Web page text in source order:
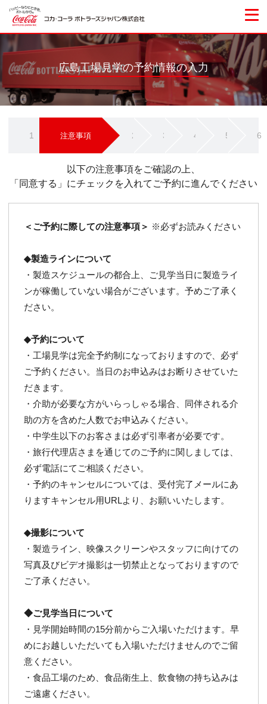
広島工場見学の予約情報の入力
1 注意事項 2 3 4 5 6
以下の注意事項をご確認の上、
「同意する」にチェックを入れてご予約に進んでください
＜ご予約に際しての注意事項＞ ※必ずお読みください
◆製造ラインについて
・製造スケジュールの都合上、ご見学当日に製造ライ
ンが稼働していない場合がございます。予めご了承く
ださい。
◆予約について
・工場見学は完全予約制になっておりますので、必ず
ご予約ください。当日のお申込みはお断りさせていた
だきます。
・介助が必要な方がいらっしゃる場合、同伴される介
助の方を含めた人数でお申込みください。
・中学生以下のお客さまは必ず引率者が必要です。
・旅行代理店さまを通じてのご予約に関しましては、
必ず電話にてご相談ください。
・予約のキャンセルについては、受付完了メールにあ
りますキャンセル用URLより、お願いいたします。
◆撮影について
・製造ライン、映像スクリーンやスタッフに向けての
写真及びビデオ撮影は一切禁止となっておりますので
ご了承ください。
◆ご見学当日について
・見学開始時間の15分前からご入場いただけます。早
めにお越しいただいても入場いただけませんのでご留
意ください。
・食品工場のため、食品衛生上、飲食物の持ち込みは
ご遠慮ください。